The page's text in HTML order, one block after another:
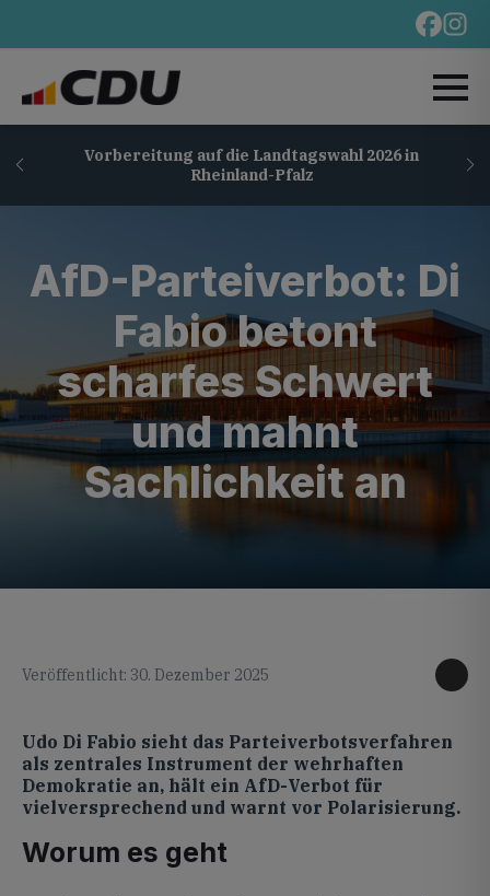
Vorbereitung auf die Landtagswahl 2026 in
Rheinland-Pfalz
AfD-Parteiverbot: Di
Fabio betont
scharfes Schwert
und mahnt
Sachlichkeit an
Veröffentlicht: 30. Dezember 2025
Udo Di Fabio sieht das Parteiverbotsverfahren
als zentrales Instrument der wehrhaften
Demokratie an, hält ein AfD-Verbot für
vielversprechend und warnt vor Polarisierung.
Worum es geht